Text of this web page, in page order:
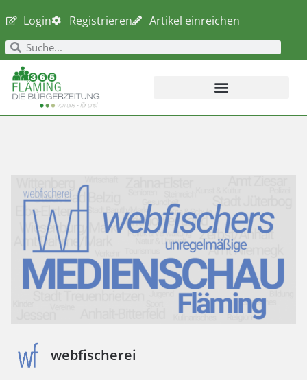
Login Registrieren Artikel einreichen
webfischerei